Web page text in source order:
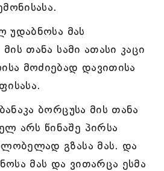
უდაბნოსა მას
თანა სამი ათასი კაცი
მოძიებად დავითისა
ბორცუსა მის თანა
არს წინაშე პირსა
გზასა მას. და
მას და ვითარცა ესმა